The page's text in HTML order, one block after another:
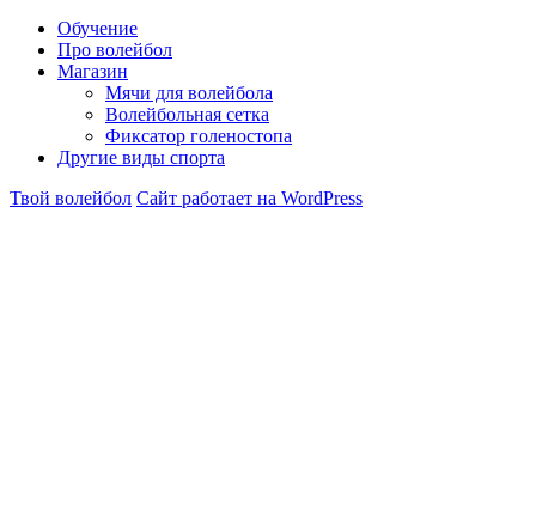
Обучение
Про волейбол
Магазин
Мячи для волейбола
Волейбольная сетка
Фиксатор голеностопа
Другие виды спорта
Твой волейбол Сайт работает на WordPress